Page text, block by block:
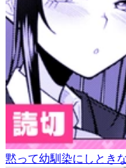
黙って幼馴染にしとき